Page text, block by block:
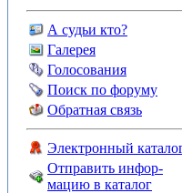
А судьи кто?
Галерея
Голосования
Поиск по форуму
Обратная связь
Электронный
Отправить инфор-
мацию в каталог